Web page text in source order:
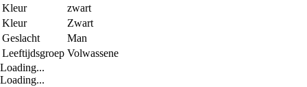
Kleur
zwart
Kleur
Zwart
Geslacht
Man
Leeftijdsgroep Volwassene
Loading...
Loading...